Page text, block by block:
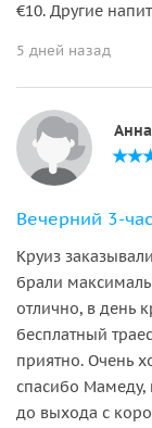
€10. Другие
5 дней назад
Круиз
брали
отлично, в день
бесплатный
приятно. Очень
спасибо Мамеду,
до выхода с